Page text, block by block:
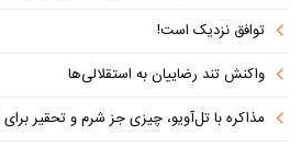
توافق نزدیک است!
واکنش تند رضاییان به استقلالی‌ها
مذاکره با تل‌آویو، چیزی جز شرم و تحقیر برای